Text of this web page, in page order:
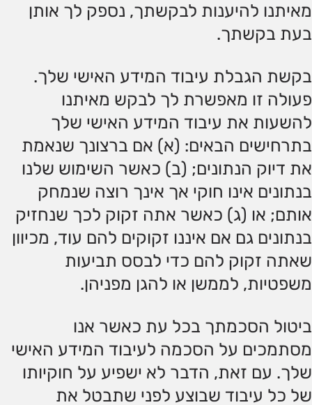
מאיתנו להיענות לבקשתך, נספק לך אותן
בעת ​​בקשתך.
בקשת הגבלת עיבוד המידע האישי שלך.
פעולה זו מאפשרת לך לבקש מאיתנו
להשעות את עיבוד המידע האישי שלך
בתרחישים הבאים: (א) אם ברצונך שנאמת
את דיוק הנתונים; (ב) כאשר השימוש שלנו
בנתונים אינו חוקי אך אינך רוצה שנמחק
אותם; או (ג) כאשר אתה זקוק לכך שנחזיק
בנתונים גם אם איננו זקוקים להם עוד, מכיוון
שאתה זקוק להם כדי לבסס תביעות
משפטיות, לממשן או להגן מפניהן.
ביטול הסכמתך בכל עת כאשר אנו
מסתמכים על הסכמה לעיבוד המידע האישי
שלך. עם זאת, הדבר לא ישפיע על חוקיותו
של כל עיבוד שבוצע לפני שתבטל את